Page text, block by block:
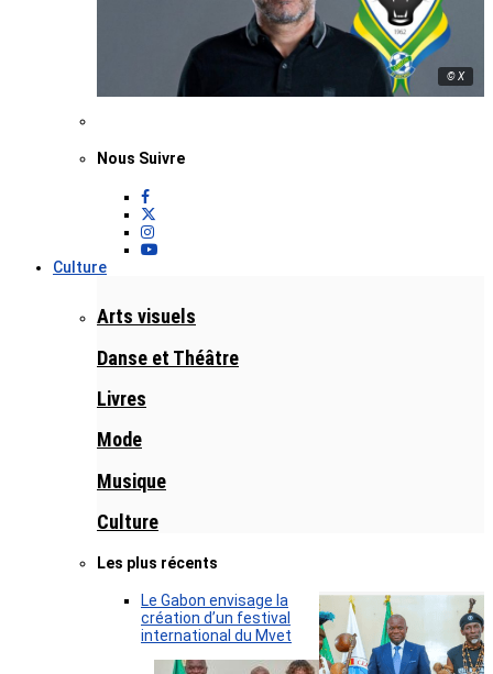
© X
Nous Suivre
Culture
Arts visuels
Danse et Théâtre
Livres
Mode
Musique
Culture
Les plus récents
Le Gabon envisage la
création d’un festival
international du Mvet